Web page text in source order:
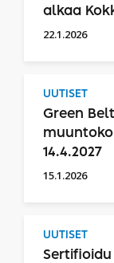
alkaa
22.1.2026
UUTISET
Green
14.4.2027
15.1.2026
UUTISET
Sertifioidu